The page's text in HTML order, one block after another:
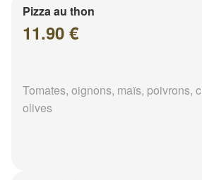
Pizza au thon
11.90 €
Tomates, oignons, maïs, poivrons,
olives